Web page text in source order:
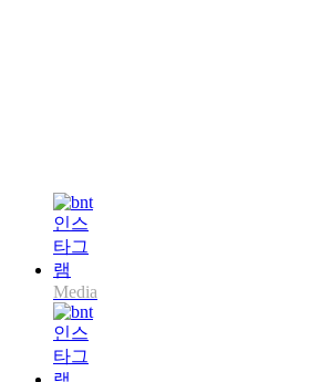
Media